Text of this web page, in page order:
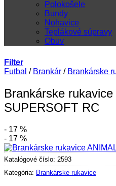
Polokošele
Bundy
Nohavice
Teplákové súpravy
Obuv
Filter
Futbal / Brankár / Brankárske
Brankárske
SUPERSOFT RC
- 17 %
- 17 %
Katalógové číslo: 2593
Kategória: Brankárske rukavice